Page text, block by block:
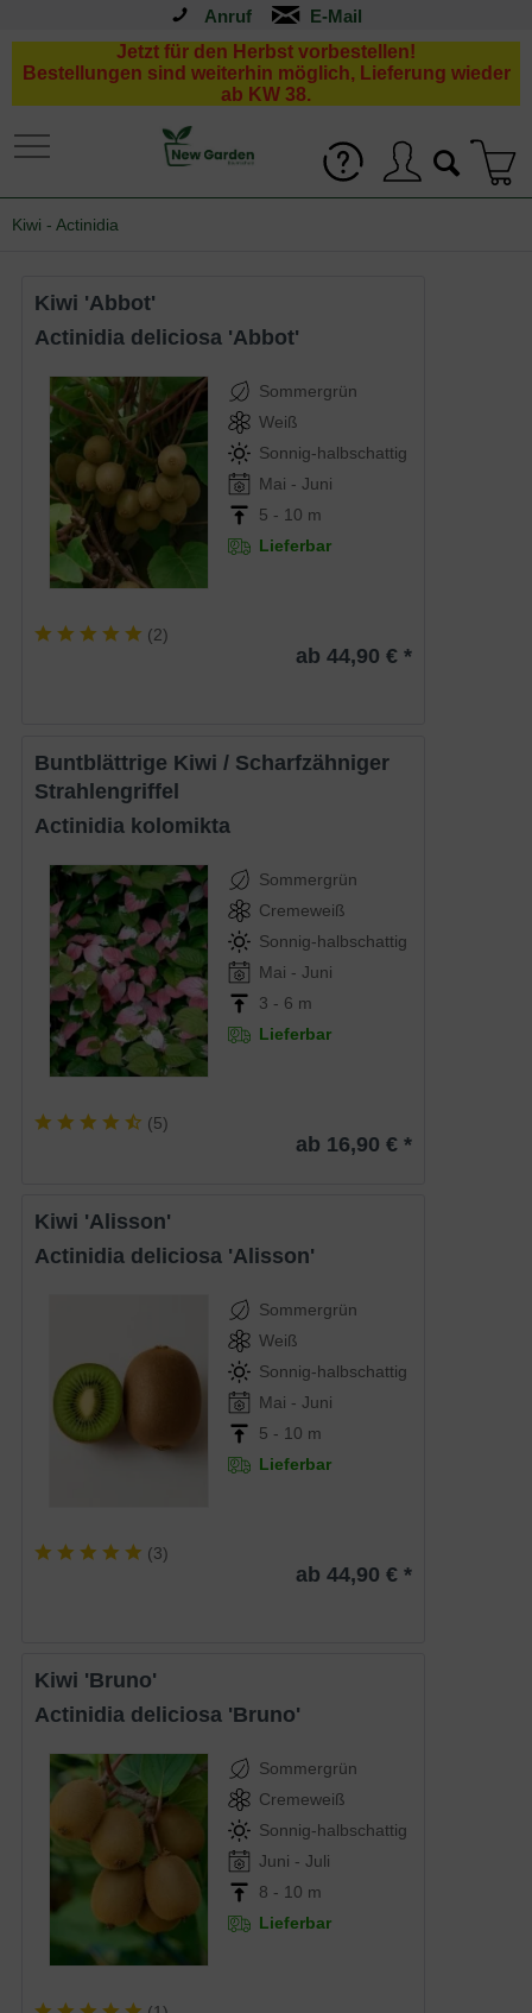
Anruf
Jetzt für den Herbst vorbestellen!
Bestellungen sind weiterhin möglich, Lieferung wieder
ab KW 38.
Kiwi - Actinidia
Kiwi 'Abbot'
Actinidia deliciosa 'Abbot'
Sommergrün
Weiß
Sonnig-halbschattig
Mai - Juni
5 - 10 m
Lieferbar
(2)
ab 44,90 € *
Buntblättrige Kiwi / Scharfzähniger
Strahlengriffel
Actinidia kolomikta
Sommergrün
Cremeweiß
Sonnig-halbschattig
Mai - Juni
3 - 6 m
Lieferbar
(5)
ab 16,90 € *
Kiwi 'Alisson'
Actinidia deliciosa 'Alisson'
Sommergrün
Weiß
Sonnig-halbschattig
Mai - Juni
5 - 10 m
Lieferbar
(3)
ab 44,90 € *
Kiwi 'Bruno'
Actinidia deliciosa 'Bruno'
Sommergrün
Cremeweiß
Sonnig-halbschattig
Juni - Juli
8 - 10 m
Lieferbar